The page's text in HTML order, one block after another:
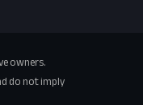
owners.
do not imply